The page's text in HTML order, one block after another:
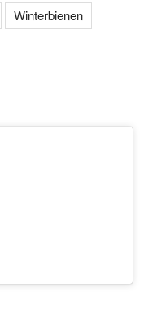
Winterbienen